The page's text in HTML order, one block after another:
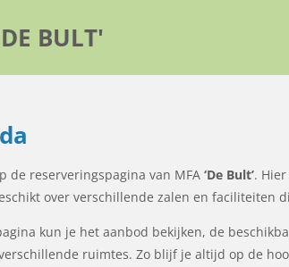
BULT'
de reserveringspagina van MFA ‘De Bult’.
over verschillende zalen en faciliteiten
kun je het aanbod bekijken, de
ruimtes. Zo blijf je altijd op de